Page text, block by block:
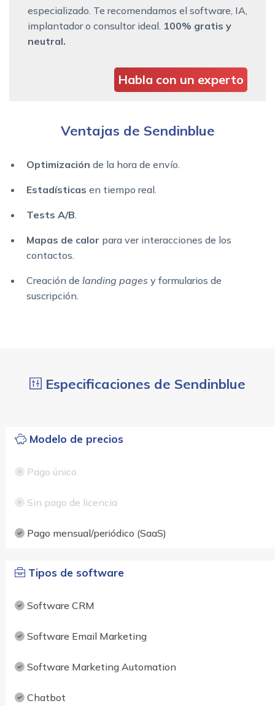
especializado. Te recomendamos el software, IA,
implantador o consultor ideal. 100% gratis y
neutral.
Habla con un experto
Ventajas de Sendinblue
Optimización de la hora de envío.
Estadísticas en tiempo real.
Tests A/B
Mapas de calor para ver interacciones de los
contactos.
Creación de landing pages y formularios de
suscripción.
Especificaciones de Sendinblue
Modelo de precios
Pago único
Sin pago de licencia
Pago mensual/periódico (SaaS)
Tipos de software
Software CRM
Software Email Marketing
Software Marketing Automation
Chatbot